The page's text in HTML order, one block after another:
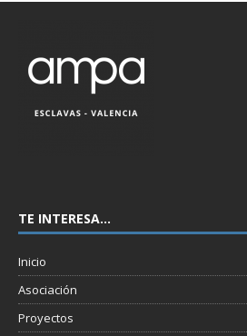
TE INTERESA…
Inicio
Asociación
Proyectos